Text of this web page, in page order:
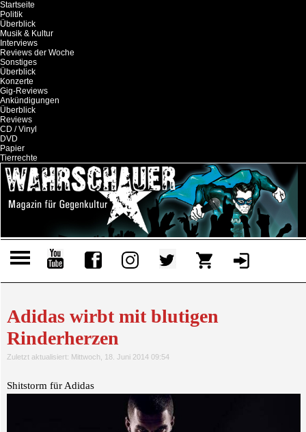
Startseite
Politik
Überblick
Musik & Kultur
Interviews
Reviews der Woche
Sonstiges
Überblick
Konzerte
Gig-Reviews
Ankündigungen
Überblick
Reviews
CD / Vinyl
DVD
Papier
Tierrechte
Adidas wirbt mit blutigen
Rinderherzen
Zuletzt aktualisiert: Mittwoch, 18. Juni 2014 09:54
Shitstorm für Adidas